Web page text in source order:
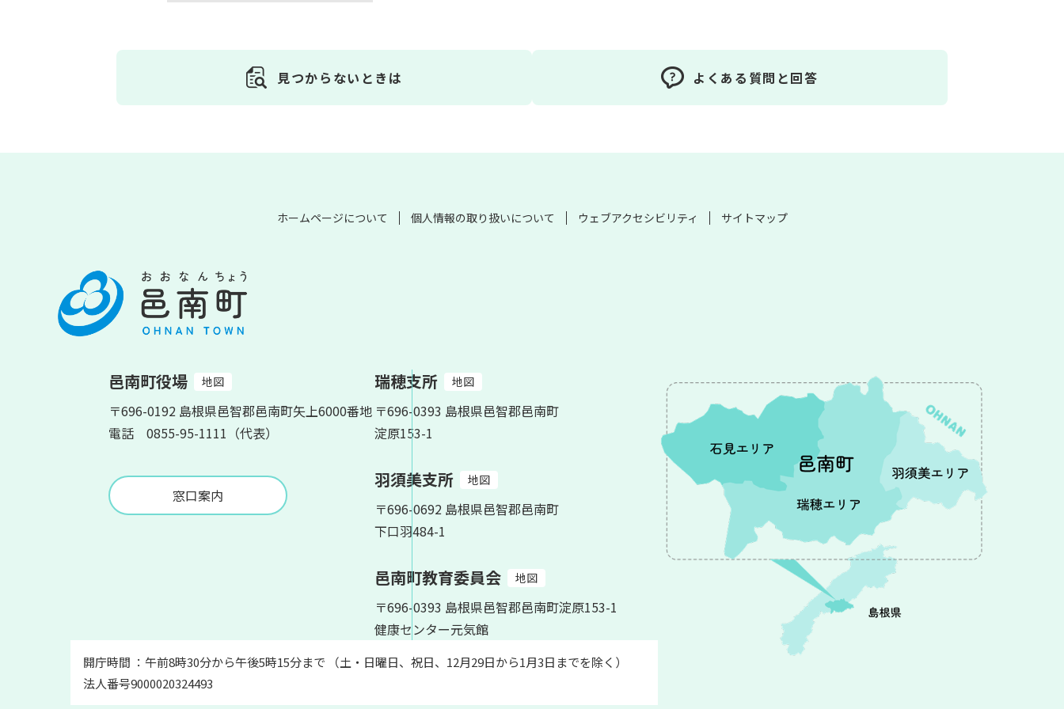
見つからないときは よくある質問と回答
ホームページについて 個人情報の取り扱いについて ウェブアクセシビリティ サイトマップ
邑南町役場 地図
〒696-0192 島根県邑智郡邑南町矢上6000番地
電話 0855-95-1111（代表）
窓口案内
瑞穂支所 地図
〒696-0393 島根県邑智郡邑南町
淀原153-1
羽須美支所 地図
〒696-0692 島根県邑智郡邑南町
下口羽484-1
邑南町教育委員会 地図
〒696-0393 島根県邑智郡邑南町淀原153-1
健康センター元気館
開庁時間 ：午前8時30分から午後5時15分まで （土・日曜日、祝日、12月29日から1月3日までを除く）
法人番号9000020324493